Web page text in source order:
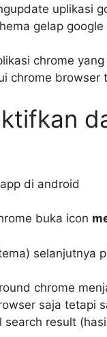
uplikasi
gelap google
chrome
chrome
di android
buka icon
selanjutnya
chrome
saja tetapi
search result